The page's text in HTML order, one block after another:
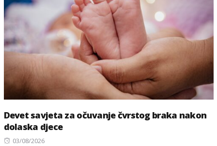
Devet savjeta za očuvanje čvrstog braka nakon
dolaska djece
Posted
03/08/2026